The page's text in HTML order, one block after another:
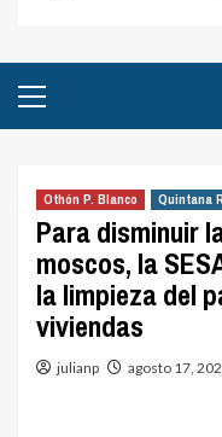
principal
Othón P. Blanco Quintana
Para disminuir
moscos, la
la limpieza del
viviendas
julianp agosto 17,